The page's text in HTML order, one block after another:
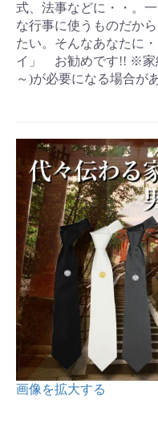
式、法事などに・・。
な行事に使うものだか
たい。そんなあなたに
イ」 お勧めです!! ※家
～)が必要になる場合が
画像を拡大する